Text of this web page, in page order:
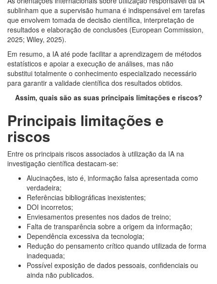
sublinham que a supervisão humana é indispensável em tarefas
que envolvem tomada de decisão científica, interpretação de
resultados e elaboração de conclusões (European Commission,
2025; Wiley, 2025).
Em resumo, a IA até pode facilitar a aprendizagem de métodos
estatísticos e apoiar a execução de análises, mas não
substitui totalmente o conhecimento especializado necessário
para garantir a validade científica dos resultados obtidos.
Assim, quais são as suas principais limitações e riscos?
Principais limitações e
riscos
Entre os principais riscos associados à utilização da IA na
investigação científica destacam-se:
Alucinações, isto é, informação falsa apresentada como
verdadeira;
Referências bibliográficas inexistentes;
DOI incorretos;
Enviesamentos presentes nos dados de treino;
Falta de transparência sobre a origem da informação;
Dependência excessiva da tecnologia;
Redução do pensamento crítico quando utilizada de forma
inadequada;
Possível exposição de dados pessoais, confidenciais ou
ainda não publicados.